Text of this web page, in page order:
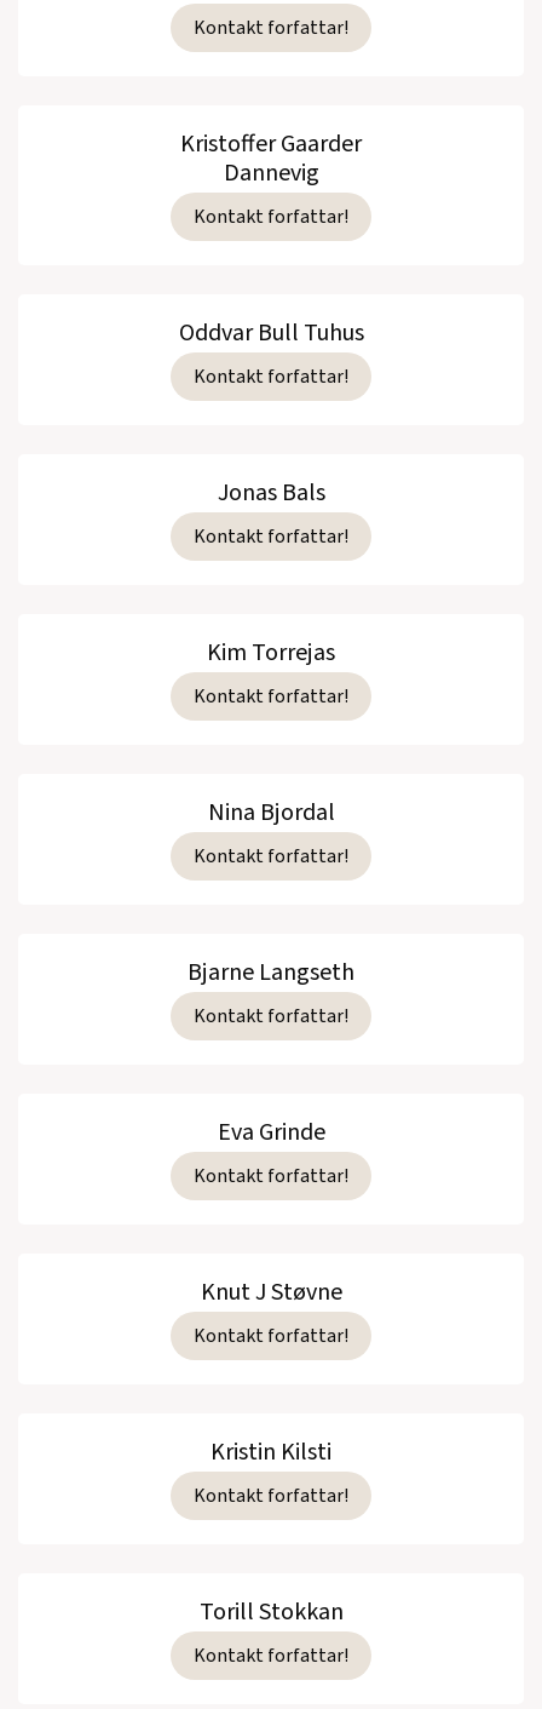
Kontakt forfattar!
Kristoffer Gaarder
Dannevig
Kontakt forfattar!
Oddvar Bull Tuhus
Kontakt forfattar!
Jonas Bals
Kontakt forfattar!
Kim Torrejas
Kontakt forfattar!
Nina Bjordal
Kontakt forfattar!
Bjarne Langseth
Kontakt forfattar!
Eva Grinde
Kontakt forfattar!
Knut J Støvne
Kontakt forfattar!
Kristin Kilsti
Kontakt forfattar!
Torill Stokkan
Kontakt forfattar!